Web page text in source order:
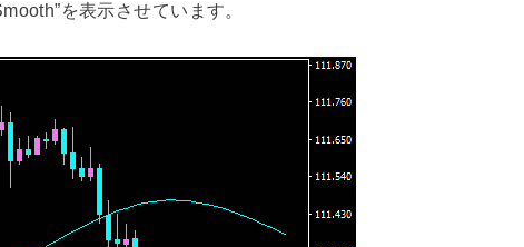
を表示させています。